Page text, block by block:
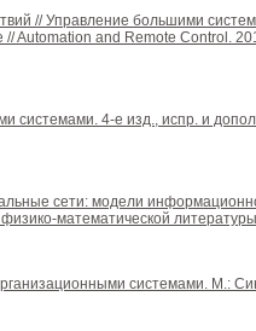
// Управление большими
Automation and Remote Control.
системами. 4-е изд., испр. и
сети: модели
математической
системами. М.: